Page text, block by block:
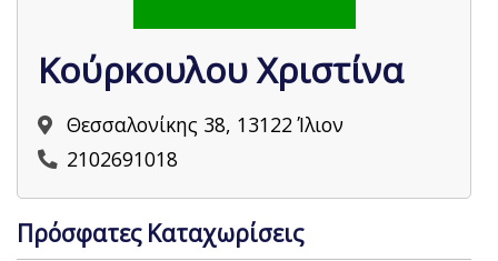
Κούρκουλου Χριστίνα
Θεσσαλονίκης 38, 13122 Ίλιον
2102691018
Πρόσφατες Καταχωρίσεις